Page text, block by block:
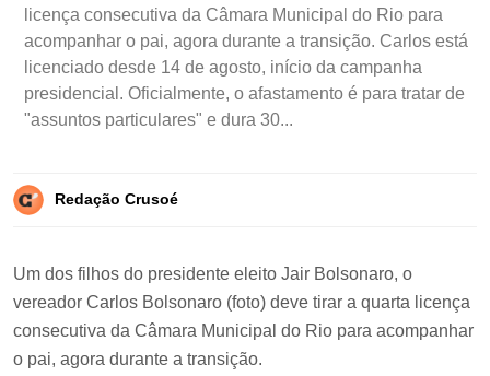
licença consecutiva da Câmara Municipal do Rio para
acompanhar o pai, agora durante a transição. Carlos está
licenciado desde 14 de agosto, início da campanha
presidencial. Oficialmente, o afastamento é para tratar de
"assuntos particulares" e dura 30...
Redação Crusoé
Um dos filhos do presidente eleito Jair Bolsonaro, o
vereador Carlos Bolsonaro (foto) deve tirar a quarta licença
consecutiva da Câmara Municipal do Rio para acompanhar
o pai, agora durante a transição.